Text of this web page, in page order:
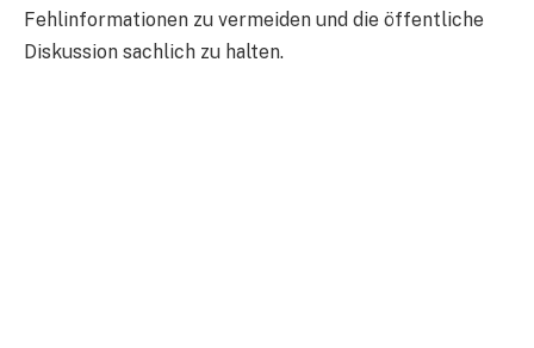
Fehlinformationen zu vermeiden und die öffentliche
Diskussion sachlich zu halten.